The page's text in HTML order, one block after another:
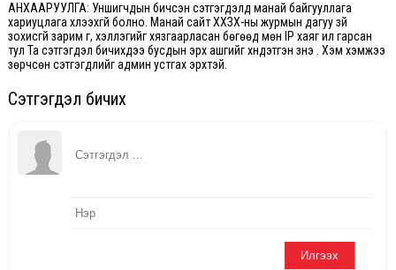
АНХААРУУЛГА: Уншигчдын бичсэн сэтгэгдэлд манай байгууллага
хариуцлага хүлээхгүй болно. Манай сайт ХХЗХ-ны журмын дагуу зүй
зохисгүй зарим үг, хэллэгийг хязгаарласан бөгөөд мөн IP хаяг ил гарсан
тул Та сэтгэгдэл бичихдээ бусдын эрх ашгийг хүндэтгэн үзнэ үү. Хэм хэмжээ
зөрчсөн сэтгэгдлийг админ устгах эрхтэй.
Сэтгэгдэл бичих